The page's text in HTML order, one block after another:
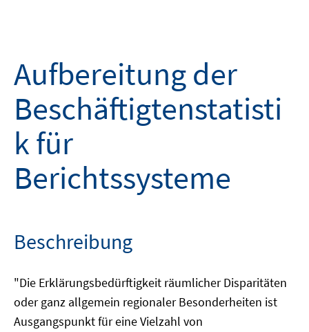
Aufbereitung der
Beschäftigtenstatisti
k für
Berichtssysteme
Beschreibung
"Die Erklärungsbedürftigkeit räumlicher Disparitäten
oder ganz allgemein regionaler Besonderheiten ist
Ausgangspunkt für eine Vielzahl von